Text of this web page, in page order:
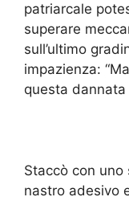
patriarcale
superare
sull’ultimo
impazienza:
questa dannata
Staccò con
nastro adesivo